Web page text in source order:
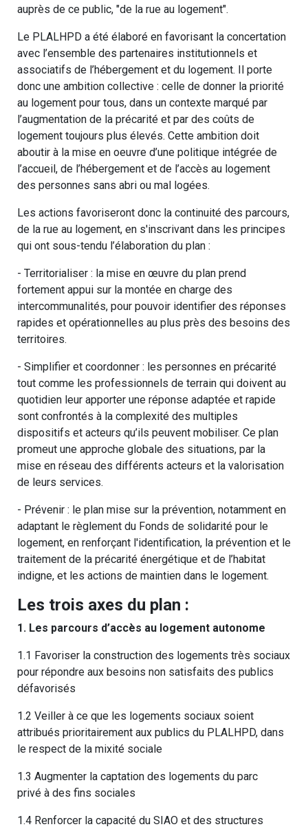
auprès de ce public, "de la rue au logement".
Le PLALHPD a été élaboré en favorisant la concertation
avec l’ensemble des partenaires institutionnels et
associatifs de l’hébergement et du logement. Il porte
donc une ambition collective : celle de donner la priorité
au logement pour tous, dans un contexte marqué par
l’augmentation de la précarité et par des coûts de
logement toujours plus élevés. Cette ambition doit
aboutir à la mise en oeuvre d’une politique intégrée de
l’accueil, de l’hébergement et de l’accès au logement
des personnes sans abri ou mal logées.
Les actions favoriseront donc la continuité des parcours,
de la rue au logement, en s'inscrivant dans les principes
qui ont sous-tendu l’élaboration du plan :
- Territorialiser : la mise en œuvre du plan prend
fortement appui sur la montée en charge des
intercommunalités, pour pouvoir identifier des réponses
rapides et opérationnelles au plus près des besoins des
territoires.
- Simplifier et coordonner : les personnes en précarité
tout comme les professionnels de terrain qui doivent au
quotidien leur apporter une réponse adaptée et rapide
sont confrontés à la complexité des multiples
dispositifs et acteurs qu’ils peuvent mobiliser. Ce plan
promeut une approche globale des situations, par la
mise en réseau des différents acteurs et la valorisation
de leurs services.
- Prévenir : le plan mise sur la prévention, notamment en
adaptant le règlement du Fonds de solidarité pour le
logement, en renforçant l'identification, la prévention et le
traitement de la précarité énergétique et de l’habitat
indigne, et les actions de maintien dans le logement.
Les trois axes du plan :
1. Les parcours d’accès au logement autonome
1.1 Favoriser la construction des logements très sociaux
pour répondre aux besoins non satisfaits des publics
défavorisés
1.2 Veiller à ce que les logements sociaux soient
attribués prioritairement aux publics du PLALHPD, dans
le respect de la mixité sociale
1.3 Augmenter la captation des logements du parc
privé à des fins sociales
1.4 Renforcer la capacité du SIAO et des structures